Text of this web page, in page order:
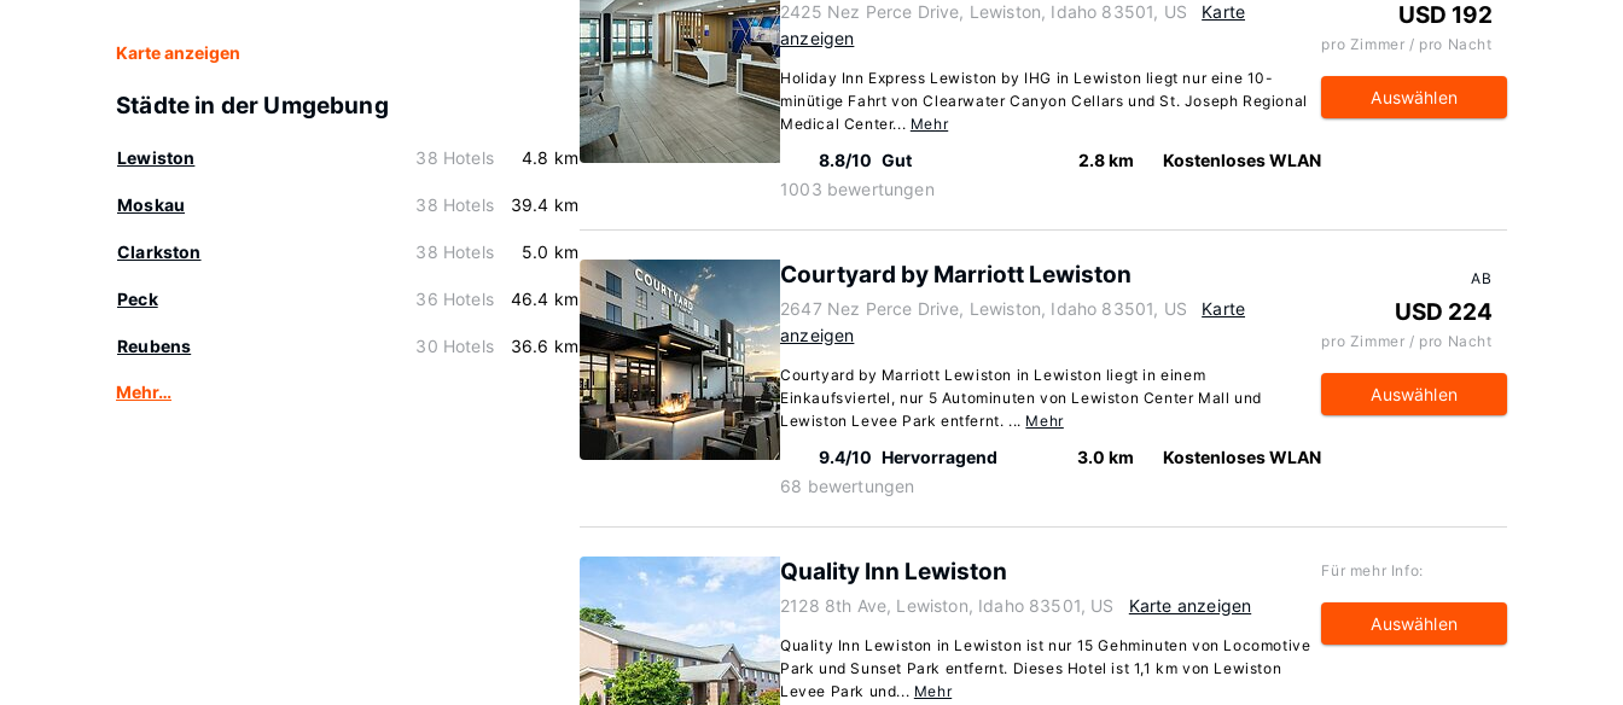
Karte anzeigen
Städte in der Umgebung
Lewiston 38 Hotels 4.8 km
Moskau 38 Hotels 39.4 km
Clarkston 38 Hotels 5.0 km
Peck 36 Hotels 46.4 km
Reubens 30 Hotels 36.6 km
Mehr…
2425 Nez Perce Drive, Lewiston, Idaho 83501, US
Karte
anzeigen
Holiday Inn Express Lewiston by IHG in Lewiston liegt nur eine 10-
minütige Fahrt von Clearwater Canyon Cellars und St. Joseph Regional
Medical Center... Mehr
8.8/10 Gut
1003 bewertungen
2.8 km Kostenloses WLAN
USD 192
pro Zimmer / pro Nacht
Auswählen
Courtyard by Marriott Lewiston
2647 Nez Perce Drive, Lewiston, Idaho 83501, US
Karte
anzeigen
Courtyard by Marriott Lewiston in Lewiston liegt in einem
Einkaufsviertel, nur 5 Autominuten von Lewiston Center Mall und
Lewiston Levee Park entfernt. ... Mehr
9.4/10 Hervorragend
68 bewertungen
3.0 km Kostenloses WLAN
AB
USD 224
pro Zimmer / pro Nacht
Auswählen
Quality Inn Lewiston
2128 8th Ave, Lewiston, Idaho 83501, US Karte anzeigen
Quality Inn Lewiston in Lewiston ist nur 15 Gehminuten von Locomotive
Park und Sunset Park entfernt. Dieses Hotel ist 1,1 km von Lewiston
Levee Park und... Mehr
Für mehr Info:
Auswählen